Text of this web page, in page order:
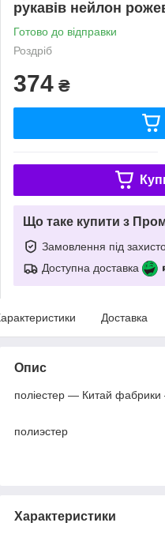
рукавів нейлон
Готово до відправки
Роздріб
374 ₴
Що таке купити з
Замовлення під
Доступна доставка
Доставка
Опис
поліестер — Китай фабрики
полиэстер
Характеристики